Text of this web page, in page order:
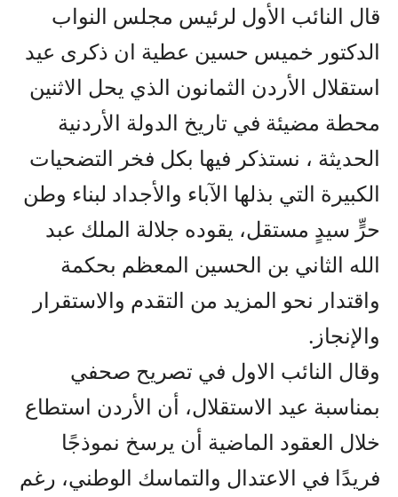
قال النائب الأول لرئيس مجلس النواب
الدكتور خميس حسين عطية ان ذكرى عيد
استقلال الأردن الثمانون الذي يحل الاثنين
محطة مضيئة في تاريخ الدولة الأردنية
الحديثة ، نستذكر فيها بكل فخر التضحيات
الكبيرة التي بذلها الآباء والأجداد لبناء وطن
حرٍّ سيدٍ مستقل، يقوده جلالة الملك عبد
الله الثاني بن الحسين المعظم بحكمة
واقتدار نحو المزيد من التقدم والاستقرار
والإنجاز.
وقال النائب الاول في تصريح صحفي
بمناسبة عيد الاستقلال، أن الأردن استطاع
خلال العقود الماضية أن يرسخ نموذجًا
فريدًا في الاعتدال والتماسك الوطني، رغم